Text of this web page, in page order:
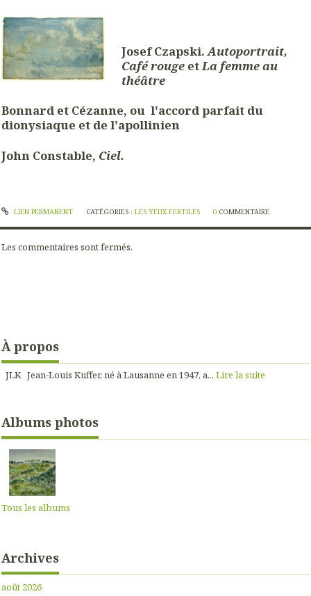
Josef Czapski.Autoportrait,
Café rouge etLa femme au
théâtre
Bonnard et Cézanne, ou l'accord parfait du
dionysiaque et de l'apollinien
John Constable, Ciel.
LIEN PERMANENT CATÉGORIES : LES YEUX FERTILES 0 COMMENTAIRE
Les commentaires sont fermés.
À propos
JLK Jean-Louis Kuffer, né à Lausanne en 1947, a... Lire la suite
Albums photos
Tous les albums
Archives
août 2026